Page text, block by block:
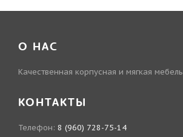
О НАС
Качественная корпусная и мягкая
КОНТАКТЫ
Телефон: 8 (960) 728-75-14